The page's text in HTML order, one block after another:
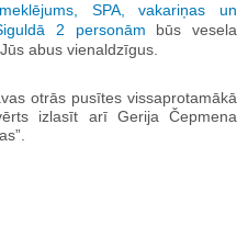
SPA, vakariņas un
2 personām būs vesela
abus vienaldzīgus.
otrās pusītes vissaprotamākā
izlasīt arī Gerija Čepmena